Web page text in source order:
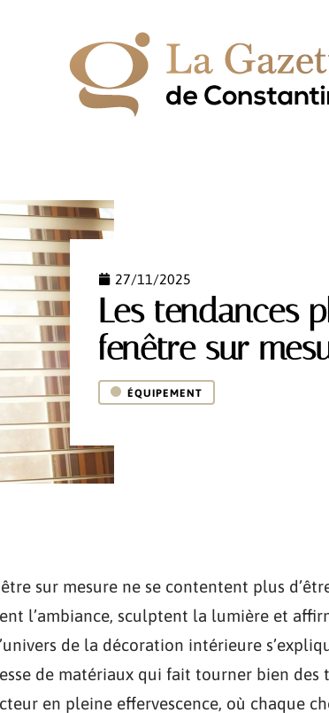
27/11/2025
Les tendances
fenêtre sur
ÉQUIPEMENT
sur mesure ne se contentent plus
l’ambiance, sculptent la lumière et
de la décoration intérieure
de matériaux qui fait tourner bien des
en pleine effervescence, où chaque